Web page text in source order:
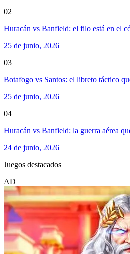
02
Huracán vs Banfield: el filo está en el
25 de junio, 2026
03
Botafogo vs Santos: el libreto táctico
25 de junio, 2026
04
Huracán vs Banfield: la guerra aérea
24 de junio, 2026
Juegos destacados
AD